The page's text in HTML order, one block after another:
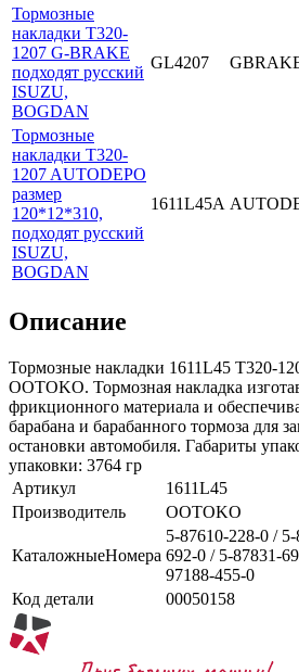
Тормозные
накладки T320-
1207 G-BRAKE
подходят русский
ISUZU,
BOGDAN
GL4207
Тормозные
накладки T320-
1207 AUTODEPO
размер
120*12*310,
подходят русский
ISUZU,
BOGDAN
1611L45A
Описание
Тормозные накладки 1611L45 T320-
OOTOKO. Тормозная накладка
фрикционного материала и
барабана и барабанного тормоза для
остановки автомобиля. Габариты
упаковки: 3764 гр
Артикул
1611L45
Производитель
OOTOKO
КаталожныеНомера
5-87610-228-0 /
692-0 / 5-87831-
97188-455-0
Код детали
00050158